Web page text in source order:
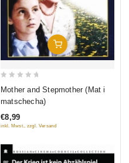
In Den Warenkorb
5
Mother and Stepmother (Mat i
matschecha)
€8,99
inkl. Mwst., zzgl. Versand